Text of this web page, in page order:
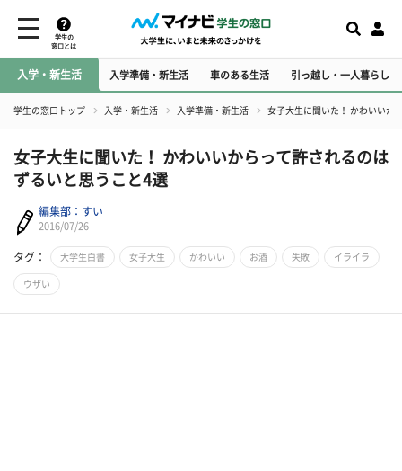
学生の
窓口とは
入学・新生活 入学準備・新生活 車のある生活 引っ越し・一人暮らし
学生の窓口トップ 入学・新生活 入学準備・新生活 女子大生に聞いた！ かわいいか
女子大生に聞いた！ かわいいからって許されるのは
ずるいと思うこと4選
編集部：すい
2016/07/26
タグ： 大学生白書 女子大生 かわいい お酒 失敗 イライラ
ウザい